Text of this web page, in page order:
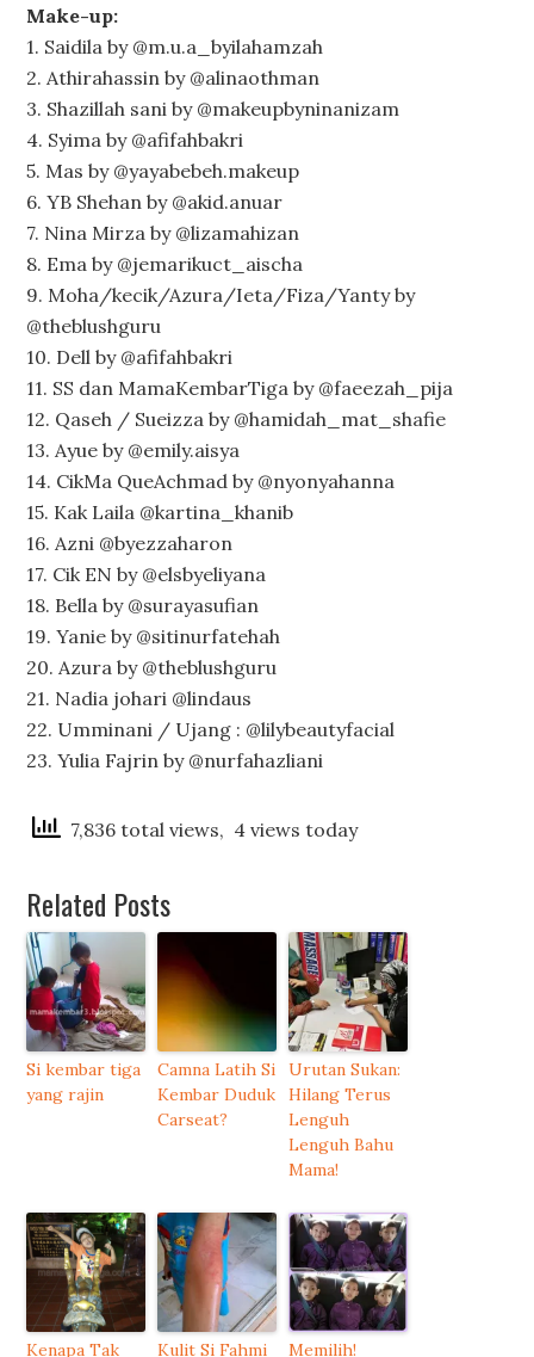
Make-up:
1. Saidila by @m.u.a_byilahamzah
2. Athirahassin by @alinaothman
3. Shazillah sani by @makeupbyninanizam
4. Syima by @afifahbakri
5. Mas by @yayabebeh.makeup
6. YB Shehan by @akid.anuar
7. Nina Mirza by @lizamahizan
8. Ema by @jemarikuct_aischa
9. Moha/kecik/Azura/Ieta/Fiza/Yanty by
@theblushguru
10. Dell by @afifahbakri
11. SS dan MamaKembarTiga by @faeezah_pija
12. Qaseh / Sueizza by @hamidah_mat_shafie
13. Ayue by @emily.aisya
14. CikMa QueAchmad by @nyonyahanna
15. Kak Laila @kartina_khanib
16. Azni @byezzaharon
17. Cik EN by @elsbyeliyana
18. Bella by @surayasufian
19. Yanie by @sitinurfatehah
20. Azura by @theblushguru
21. Nadia johari @lindaus
22. Umminani / Ujang : @lilybeautyfacial
23. Yulia Fajrin by @nurfahazliani
7,836 total views, 4 views today
Related Posts
Si kembar tiga
yang rajin
Camna Latih Si
Kembar Duduk
Carseat?
Urutan Sukan:
Hilang Terus
Lenguh
Lenguh Bahu
Mama!
Kenapa Tak Kulit Si Fahmi Memilih!